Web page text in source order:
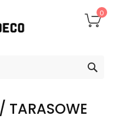
0
TARASOWE